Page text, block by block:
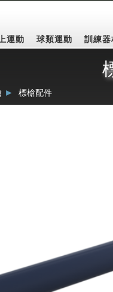
運動 球類運動 訓練
► 標槍配件